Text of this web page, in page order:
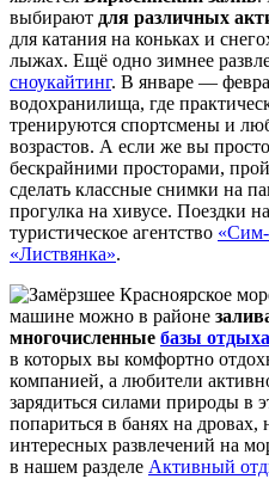
выбирают для различных
для катания на коньках и
лыжах. Ещё одно зимнее
сноукайтинг. В январе —
водохранилища, где
тренируются спортсмены и
возрастов. А если же вы
бескрайними просторами,
сделать классные снимки на
прогулка на хивусе. Поездки
туристическое агентство
«Листвянка».
машине можно в районе
многочисленные базы отдыха
в которых вы комфортно
компанией, а любители
зарядиться силами природы в
попариться в банях на
интересных развлечений на
в нашем разделе Активный